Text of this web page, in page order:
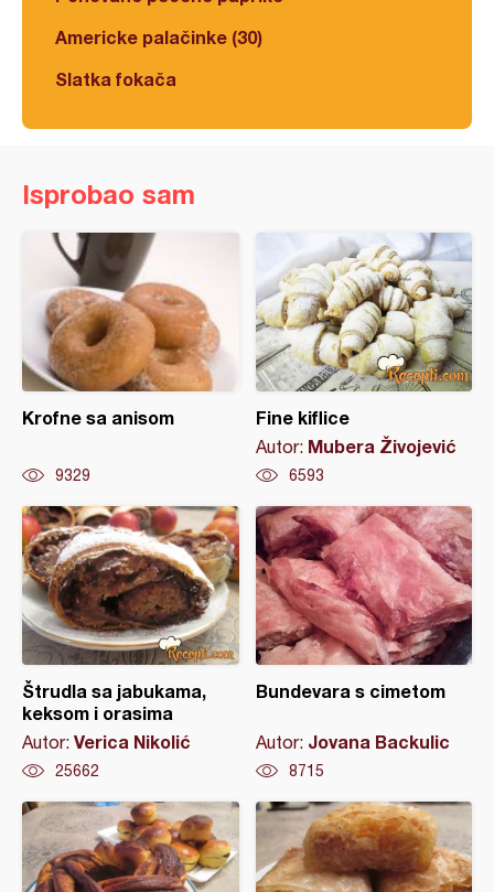
Americke palačinke (30)
Slatka fokača
Isprobao sam
Krofne sa anisom
9329
Fine kiflice
Autor: Mubera Živojević
6593
Štrudla sa jabukama,
keksom i orasima
Autor: Verica Nikolić
25662
Bundevara s cimetom
Autor: Jovana Backulic
8715